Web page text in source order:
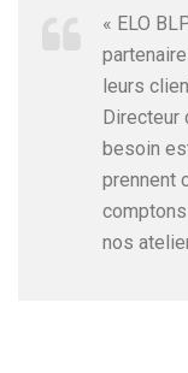
« ELO
leurs
Directeur
besoin
prennent
nos